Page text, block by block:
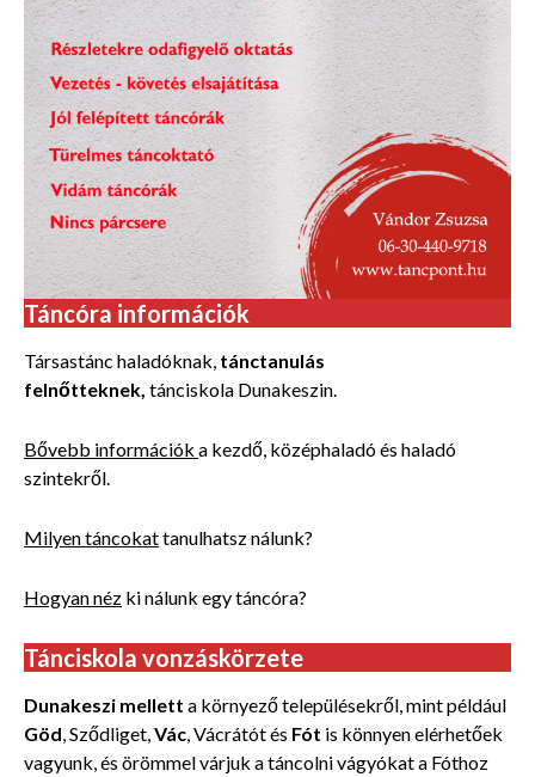
Táncóra információk
Társastánc haladóknak, tánctanulás
felnőtteknek, tánciskola Dunakeszin.
Bővebb információk a kezdő, középhaladó és haladó
szintekről.
Milyen táncokattanulhatsz nálunk?
Hogyan néz ki nálunk egy táncóra?
Tánciskola vonzáskörzete
Dunakeszi mellett a környező településekről, mint például
Göd , Sződliget, Vác , Vácrátót és Fót is könnyen elérhetőek
vagyunk, és örömmel várjuk a táncolni vágyókat a Fóthoz